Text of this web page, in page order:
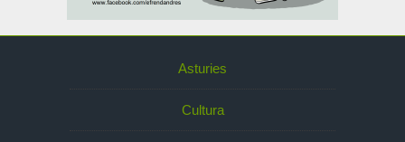
Asturies
Cultura